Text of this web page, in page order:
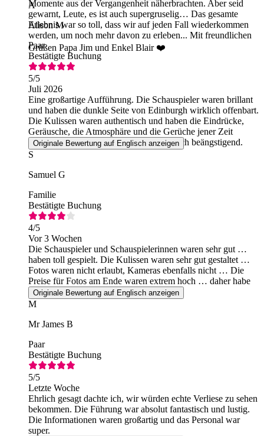
Momente aus der Vergangenheit näherbrachten. Aber seid
gewarnt, Leute, es ist auch supergruselig… Das gesamte
Erlebnis war so toll, dass wir auf jeden Fall wiederkommen
werden, um noch mehr davon zu erleben... Mit freundlichen
Grüßen Papa Jim und Enkel Blair ❤️
A
Alison M
Paar
Bestätigte Buchung
5/5
Juli 2026
Eine großartige Aufführung. Die Schauspieler waren brillant
und haben die dunkle Seite von Edinburgh wirklich offenbart.
Die Kulissen waren authentisch und haben die Eindrücke,
Geräusche, die Atmosphäre und die Gerüche jener Zeit
eingefangen. Sowohl unterhaltsam als auch beängstigend.
Originale Bewertung auf Englisch anzeigen
S
Samuel G
Familie
Bestätigte Buchung
4/5
Vor 3 Wochen
Die Schauspieler und Schauspielerinnen waren sehr gut …
haben toll gespielt. Die Kulissen waren sehr gut gestaltet …
Fotos waren nicht erlaubt, Kameras ebenfalls nicht … Die
Preise für Fotos am Ende waren extrem hoch … daher habe
ich keine gekauft.
Originale Bewertung auf Englisch anzeigen
M
Mr James B
Paar
Bestätigte Buchung
5/5
Letzte Woche
Ehrlich gesagt dachte ich, wir würden echte Verliese zu sehen
bekommen. Die Führung war absolut fantastisch und lustig.
Die Informationen waren großartig und das Personal war
super.